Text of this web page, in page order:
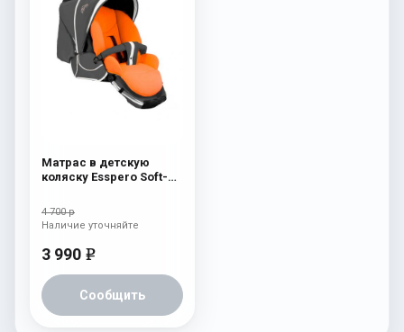
Матрас в детскую
коляску Esspero Soft-
4 700 р
3 990 e
Сообщить
Наличие уточняйте